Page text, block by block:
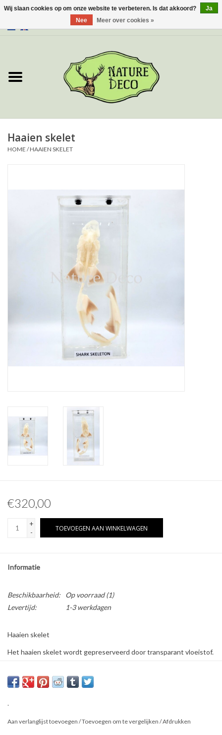
Over ons
Nieuw
Prepareerbenodigdheden
Lijsten & Stolpen
Hoorns & Geweien
Pokémon
Haaien skelet
HOME /HAAIEN SKELET
€320,00
+
-
TOEVOEGEN AAN WINKELWAGEN
Informatie
Beschikbaarheid: Op voorraad(1)
Levertijd:
1-3 werkdagen
Haaien skelet
Het haaien skelet wordt gepreserveerd door transparant vloeistof.
Materiaal omhulsel: plastic
.
Aan verlanglijst toevoegen /Toevoegen om te vergelijken /Afdrukken
Wij slaan cookies op om onze website te verbeteren. Is dat akkoord?
Ja
Nee
Meer over cookies »